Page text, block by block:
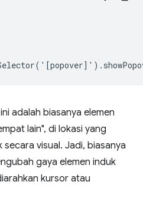
adalah biasanya elemen
lain", di lokasi yang
visual. Jadi, biasanya
gaya elemen induk
kursor atau